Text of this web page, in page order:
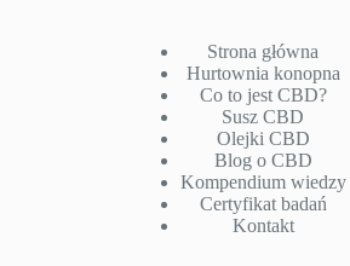
Strona główna
Hurtownia konopna
Co to jest CBD?
Susz CBD
Olejki CBD
Blog o CBD
Kompendium wiedzy
Certyfikat badań
Kontakt